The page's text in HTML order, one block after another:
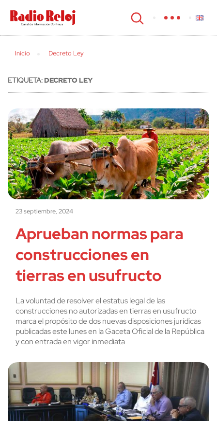
cerrar
Inicio Decreto Ley
ETIQUETA:DECRETO LEY
23 septiembre, 2024
Aprueban normas para
construcciones en
tierras en usufructo
La voluntad de resolver el estatus legal de las
construcciones no autorizadas en tierras en usufructo
marca el propósito de dos nuevas disposiciones jurídicas
publicadas este lunes en la Gaceta Oficial de la República
y con entrada en vigor inmediata